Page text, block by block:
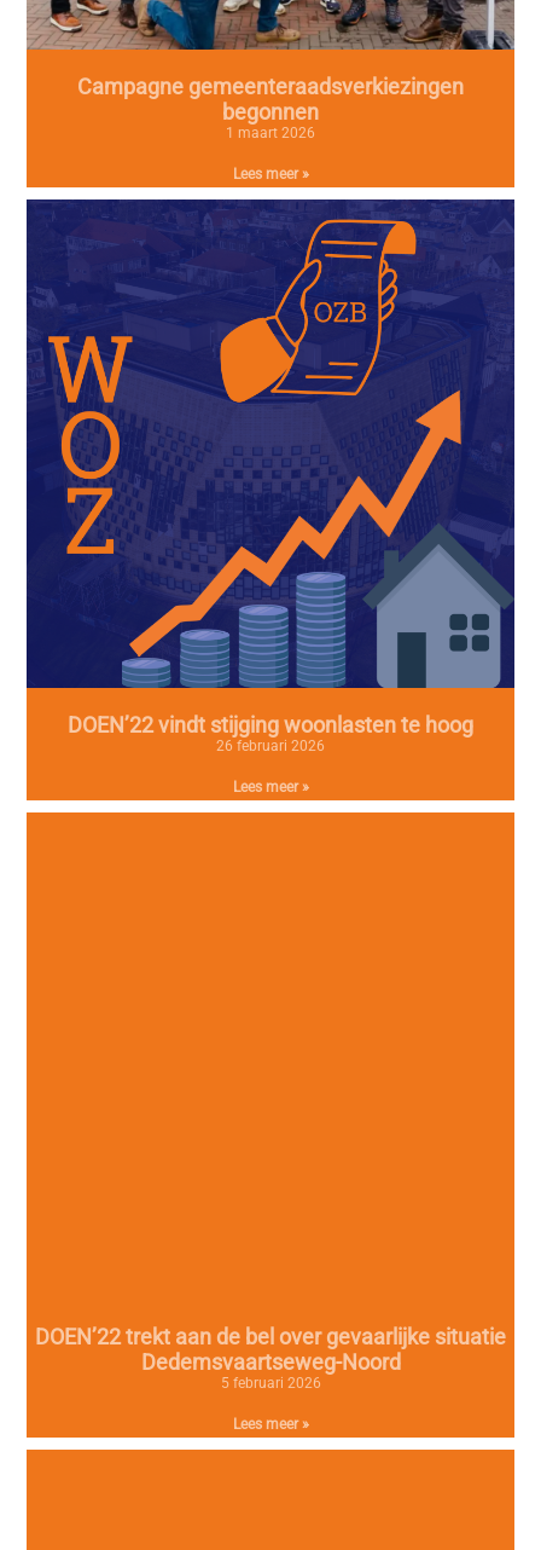
Campagne gemeenteraadsverkiezingen
begonnen
1 maart 2026
Lees meer »
DOEN’22 vindt stijging woonlasten te hoog
26 februari 2026
Lees meer »
DOEN’22 trekt aan de bel over gevaarlijke situatie
Dedemsvaartseweg-Noord
5 februari 2026
Lees meer »